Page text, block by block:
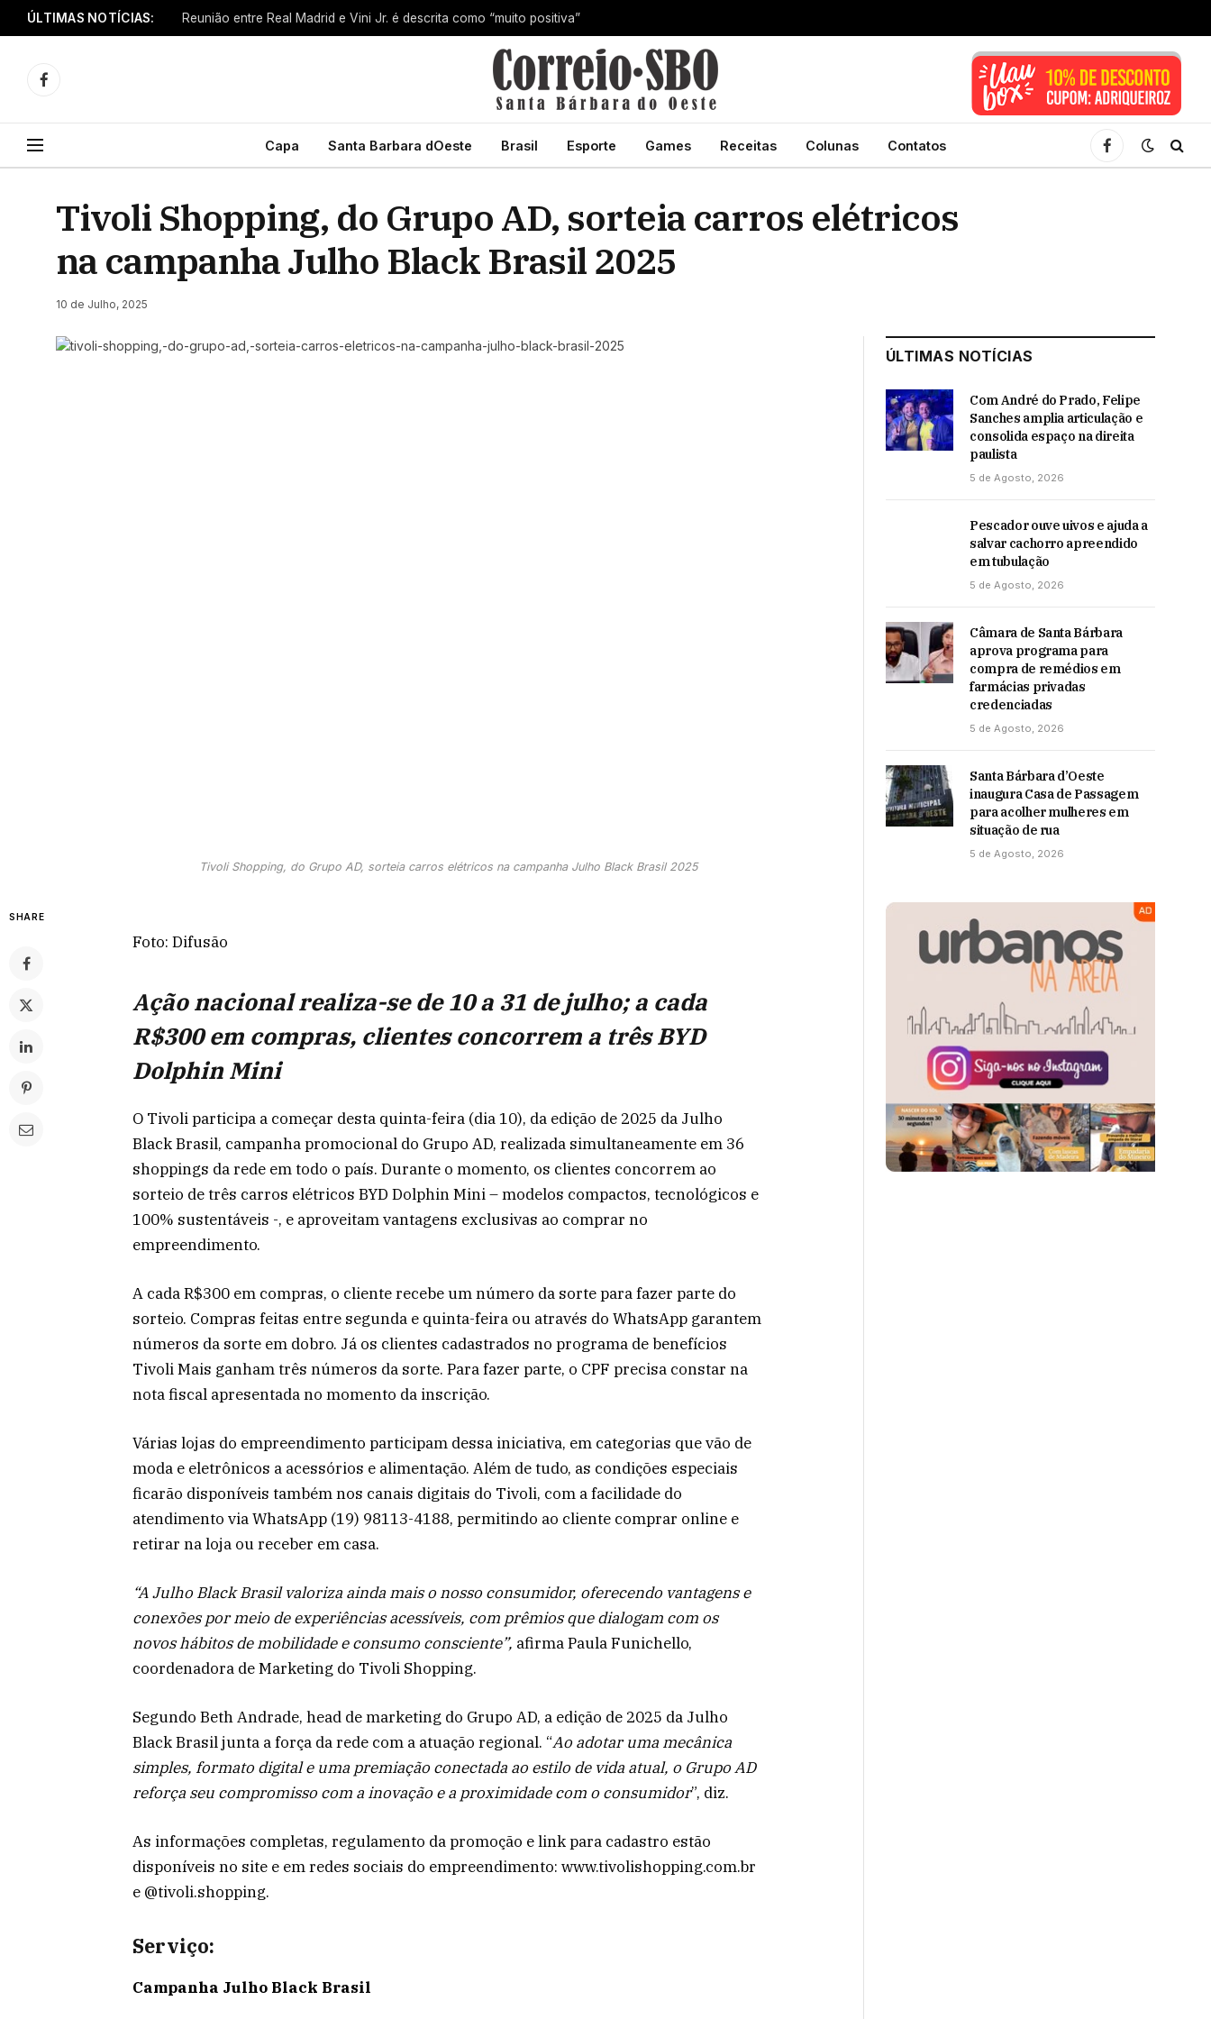
ÚLTIMAS NOTÍCIAS: Reunião entre Real Madrid e Vini Jr. é descrita como “muito positiva”
Facebook
Capa Santa Barbara dOeste Brasil Esporte Games Receitas Colunas Contatos
Facebook
Tivoli Shopping, do Grupo AD, sorteia carros elétricos
na campanha Julho Black Brasil 2025
10 de Julho, 2025
Tivoli Shopping, do Grupo AD, sorteia carros elétricos na campanha Julho Black Brasil 2025
SHARE
Foto: Difusão
Ação nacional realiza-se de 10 a 31 de julho; a cada
R$300 em compras, clientes concorrem a três BYD
Dolphin Mini
O Tivoli participa a começar desta quinta-feira (dia 10), da edição de 2025 da Julho
Black Brasil, campanha promocional do Grupo AD, realizada simultaneamente em 36
shoppings da rede em todo o país. Durante o momento, os clientes concorrem ao
sorteio de três carros elétricos BYD Dolphin Mini – modelos compactos, tecnológicos e
100% sustentáveis -, e aproveitam vantagens exclusivas ao comprar no
empreendimento.
A cada R$300 em compras, o cliente recebe um número da sorte para fazer parte do
sorteio. Compras feitas entre segunda e quinta-feira ou através do WhatsApp garantem
números da sorte em dobro. Já os clientes cadastrados no programa de benefícios
Tivoli Mais ganham três números da sorte. Para fazer parte, o CPF precisa constar na
nota fiscal apresentada no momento da inscrição.
Várias lojas do empreendimento participam dessa iniciativa, em categorias que vão de
moda e eletrônicos a acessórios e alimentação. Além de tudo, as condições especiais
ficarão disponíveis também nos canais digitais do Tivoli, com a facilidade do
atendimento via WhatsApp (19) 98113-4188, permitindo ao cliente comprar online e
retirar na loja ou receber em casa.
“A Julho Black Brasil valoriza ainda mais o nosso consumidor, oferecendo vantagens e
conexões por meio de experiências acessíveis, com prêmios que dialogam com os
novos hábitos de mobilidade e consumo consciente”, afirma Paula Funichello,
coordenadora de Marketing do Tivoli Shopping.
Segundo Beth Andrade, head de marketing do Grupo AD, a edição de 2025 da Julho
Black Brasil junta a força da rede com a atuação regional. “Ao adotar uma mecânica
simples, formato digital e uma premiação conectada ao estilo de vida atual, o Grupo AD
reforça seu compromisso com a inovação e a proximidade com o consumidor”, diz.
As informações completas, regulamento da promoção e link para cadastro estão
disponíveis no site e em redes sociais do empreendimento: www.tivolishopping.com.br
e @tivoli.shopping.
Serviço:
Campanha Julho Black Brasil
ÚLTIMAS NOTÍCIAS
Com André do Prado, Felipe
Sanches amplia articulação e
consolida espaço na direita
paulista
5 de Agosto, 2026
Pescador ouve uivos e ajuda a
salvar cachorro apreendido
em tubulação
5 de Agosto, 2026
Câmara de Santa Bárbara
aprova programa para
compra de remédios em
farmácias privadas
credenciadas
5 de Agosto, 2026
Santa Bárbara d’Oeste
inaugura Casa de Passagem
para acolher mulheres em
situação de rua
5 de Agosto, 2026